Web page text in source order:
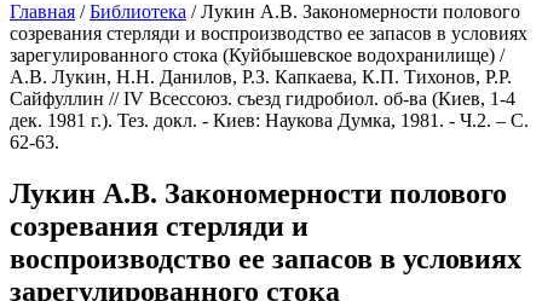
Главная /Библиотека /Лукин А.В. Закономерности полового
созревания стерляди и воспроизводство ее запасов в условиях
зарегулированного стока (Куйбышевское водохранилище) /
А.В. Лукин, Н.Н. Данилов, Р.З. Капкаева, К.П. Тихонов, Р.Р.
Сайфуллин // IV Всессоюз. съезд гидробиол. об-ва (Киев, 1-4
дек. 1981 г.). Тез. докл. - Киев: Наукова Думка, 1981. - Ч.2. – С.
62-63.
Лукин А.В. Закономерности полового
созревания стерляди и
воспроизводство ее запасов в условиях
зарегулированного стока